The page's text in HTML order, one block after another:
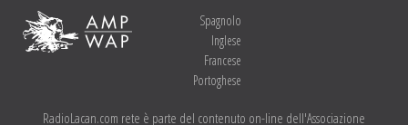
Spagnolo
Inglese
Francese
Portoghese
RadioLacan.com rete è parte del contenuto on-line dell'Associazione